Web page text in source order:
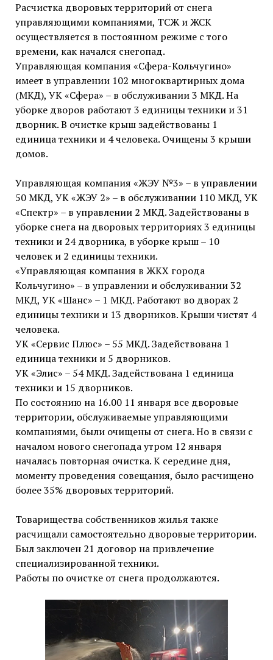
Расчистка дворовых территорий от снега
управляющими компаниями, ТСЖ и ЖСК
осуществляется в постоянном режиме с того
времени, как начался снегопад.
Управляющая компания «Сфера-Кольчугино»
имеет в управлении 102 многоквартирных дома
(МКД), УК «Сфера» – в обслуживании 3 МКД. На
уборке дворов работают 3 единицы техники и 31
дворник. В очистке крыш задействованы 1
единица техники и 4 человека. Очищены 3 крыши
домов.
Управляющая компания «ЖЭУ №3» – в управлении
50 МКД, УК «ЖЭУ 2» – в обслуживании 110 МКД, УК
«Спектр» – в управлении 2 МКД. Задействованы в
уборке снега на дворовых территориях 3 единицы
техники и 24 дворника, в уборке крыш – 10
человек и 2 единицы техники.
«Управляющая компания в ЖКХ города
Кольчугино» – в управлении и обслуживании 32
МКД, УК «Шанс» – 1 МКД. Работают во дворах 2
единицы техники и 13 дворников. Крыши чистят 4
человека.
УК «Сервис Плюс» – 55 МКД. Задействована 1
единица техники и 5 дворников.
УК «Элис» – 54 МКД. Задействована 1 единица
техники и 15 дворников.
По состоянию на 16.00 11 января все дворовые
территории, обслуживаемые управляющими
компаниями, были очищены от снега. Но в связи с
началом нового снегопада утром 12 января
началась повторная очистка. К середине дня,
моменту проведения совещания, было расчищено
более 35% дворовых территорий.
Товарищества собственников жилья также
расчищали самостоятельно дворовые территории.
Был заключен 21 договор на привлечение
специализированной техники.
Работы по очистке от снега продолжаются.